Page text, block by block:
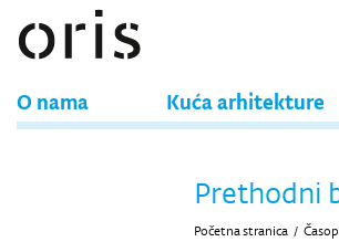
O nama Kuća arhitekture
Prethodni
Početna stranica /